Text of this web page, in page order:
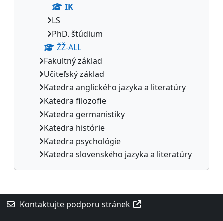
IK
LS
PhD. štúdium
ŽŽ-ALL
Fakultný základ
Učiteľský základ
Katedra anglického jazyka a literatúry
Katedra filozofie
Katedra germanistiky
Katedra histórie
Katedra psychológie
Katedra slovenského jazyka a literatúry
Supplementary blocks
Kontaktujte podporu stránek